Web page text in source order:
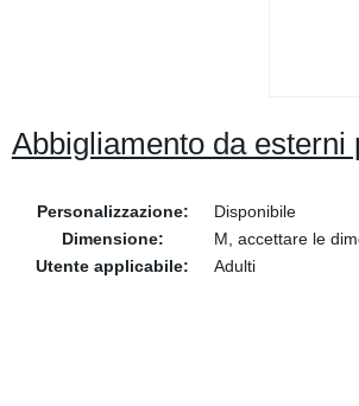
Abbigliamento da
Personalizzazione:
Disponibile
Dimensione:
M, accettare le
Utente applicabile:
Adulti